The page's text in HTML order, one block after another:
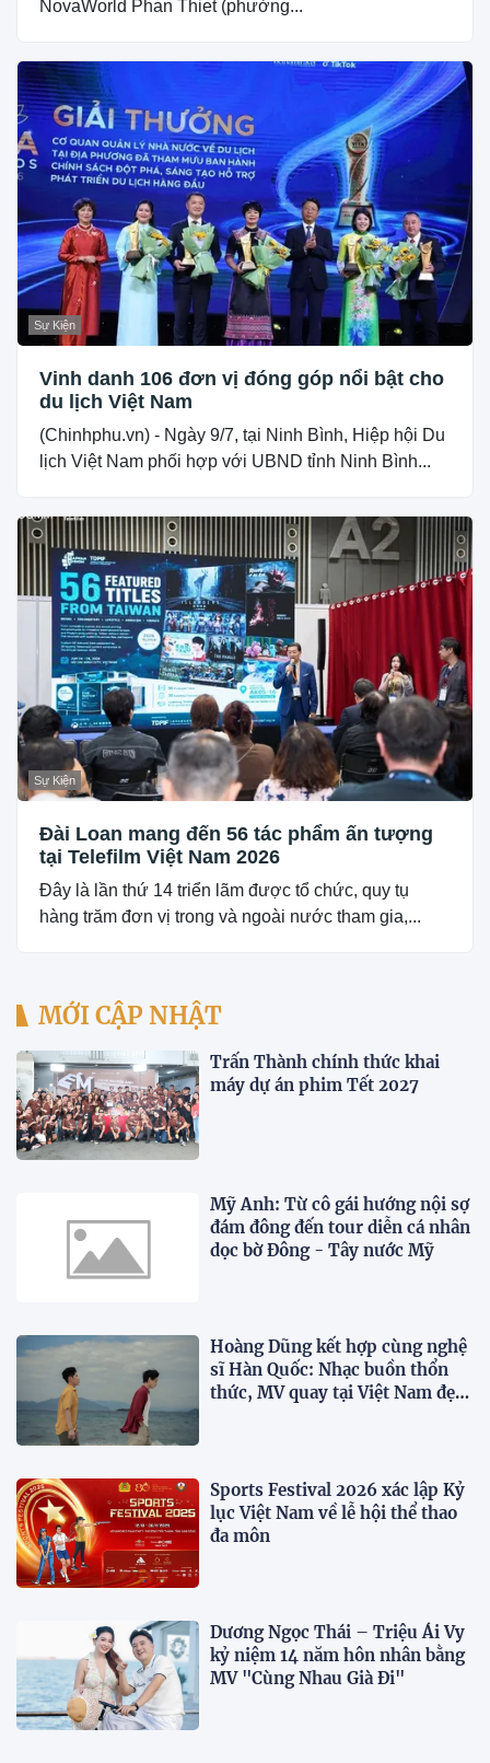
NovaWorld Phan Thiet (phường...
Sự Kiện
Vinh danh 106 đơn vị đóng góp nổi bật cho
du lịch Việt Nam
(Chinhphu.vn) - Ngày 9/7, tại Ninh Bình, Hiệp hội Du
lịch Việt Nam phối hợp với UBND tỉnh Ninh Bình...
Sự Kiện
Đài Loan mang đến 56 tác phẩm ấn tượng
tại Telefilm Việt Nam 2026
Đây là lần thứ 14 triển lãm được tổ chức, quy tụ
hàng trăm đơn vị trong và ngoài nước tham gia,...
MỚI CẬP NHẬT
Trấn Thành chính thức khai
máy dự án phim Tết 2027
Mỹ Anh: Từ cô gái hướng nội sợ
đám đông đến tour diễn cá nhân
dọc bờ Đông - Tây nước Mỹ
Hoàng Dũng kết hợp cùng nghệ
sĩ Hàn Quốc: Nhạc buồn thổn
thức, MV quay tại Việt Nam đẹp
Sports Festival 2026 xác lập Kỷ
lục Việt Nam về lễ hội thể thao
đa môn
Dương Ngọc Thái – Triệu Ái Vy
kỷ niệm 14 năm hôn nhân bằng
MV "Cùng Nhau Già Đi"